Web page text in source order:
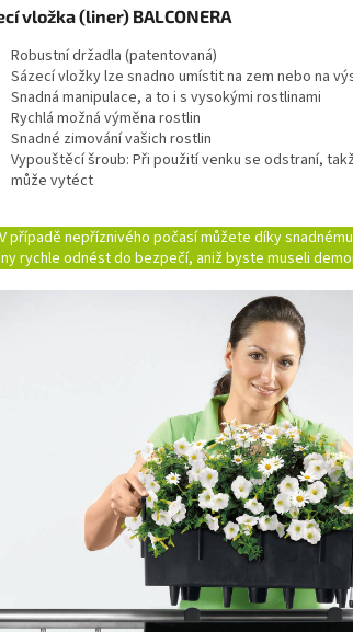
vložka (liner) BALCONERA
Robustní držadla (patentovaná)
Sázecí vložky lze snadno umístit na zem nebo na
Snadná manipulace, a to i s vysokými rostlinami
Rychlá možná výměna rostlin
Snadné zimování vašich rostlin
Vypouštěcí šroub: Při použití venku se odstraní,
může vytéct
případě nepříznivého počasí můžete díky
rychle odnést do bezpečí, aniž byste museli